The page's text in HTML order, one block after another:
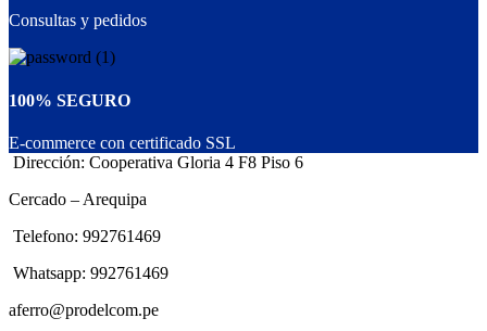
Consultas y pedidos
100% SEGURO
E-commerce con certificado SSL
Dirección: Cooperativa Gloria 4 F8 Piso 6
Cercado – Arequipa
Telefono: 992761469
Whatsapp: 992761469
aferro@prodelcom.pe